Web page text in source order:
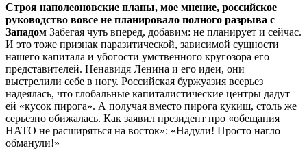
Строя наполеоновские планы, мое мнение, российское
руководство вовсе не планировало полного разрыва с
Западом Забегая чуть вперед, добавим: не планирует и сейчас.
И это тоже признак паразитической, зависимой сущности
нашего капитала и убогости умственного кругозора его
представителей. Ненавидя Ленина и его идеи, они
выстрелили себе в ногу. Российская буржуазия всерьез
надеялась, что глобальные капиталистические центры дадут
ей «кусок пирога». А получая вместо пирога кукиш, столь же
серьезно обижалась. Как заявил президент про «обещания
НАТО не расширяться на восток»: «Надули! Просто нагло
обманули!»